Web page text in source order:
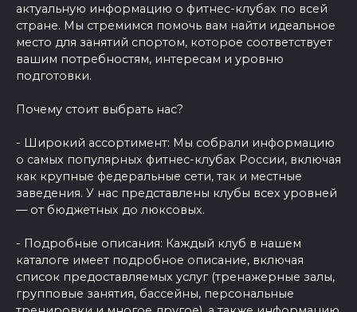
актуальную информацию о фитнес-клубах по всей
стране. Мы стремимся помочь вам найти идеальное
место для занятий спортом, которое соответствует
вашим потребностям, интересам и уровню
подготовки.
Почему стоит выбрать нас?
- Широкий ассортимент: Мы собрали информацию
о самых популярных фитнес-клубах России, включая
как крупные федеральные сети, так и местные
заведения. У нас представлены клубы всех уровней
— от бюджетных до люксовых.
- Подробные описания: Каждый клуб в нашем
каталоге имеет подробное описание, включая
список предоставляемых услуг (тренажерные залы,
групповые занятия, бассейны, персональные